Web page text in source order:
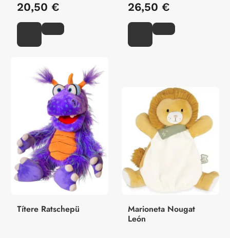
20,50 € 26,50 €
Títere Ratschepü
Marioneta Nougat
León